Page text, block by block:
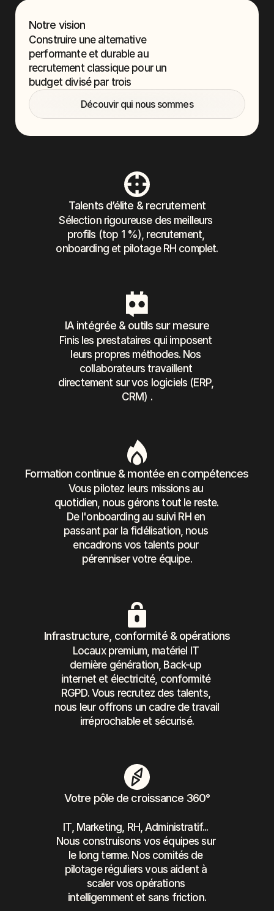
Talents d’élite & recrutement
Sélection rigoureuse des meilleurs
profils (top 1 %), recrutement,
onboarding et pilotage RH complet.
IA intégrée & outils sur mesure
Finis les prestataires qui imposent
leurs propres méthodes. Nos
collaborateurs travaillent
directement sur vos logiciels (ERP,
CRM) .
Notre vision
Construire une alternative
performante et durable au
recrutement classique pour un
budget divisé par trois
Découvir qui nous sommes
Formation continue & montée en compétences
Vous pilotez leurs missions au
quotidien, nous gérons tout le reste.
De l'onboarding au suivi RH en
passant par la fidélisation, nous
encadrons vos talents pour
pérenniser votre équipe.
Infrastructure, conformité & opérations
Locaux premium, matériel IT
dernière génération, Back-up
internet et électricité, conformité
RGPD. Vous recrutez des talents,
nous leur offrons un cadre de travail
irréprochable et sécurisé.
Votre pôle de croissance 360°
IT, Marketing, RH, Administratif...
Nous construisons vos équipes sur
le long terme. Nos comités de
pilotage réguliers vous aident à
scaler vos opérations
intelligemment et sans friction.